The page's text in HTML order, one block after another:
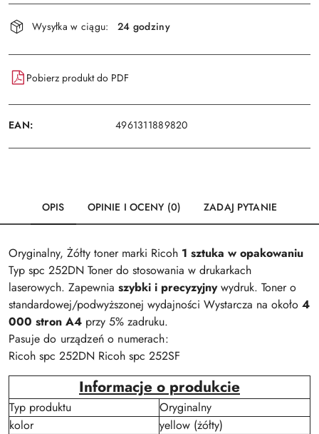
Dostępność
i
dostawa
Wysyłka w ciągu: 24 godziny
Pobierz produkt do PDF
EAN: 4961311889820
OPIS OPINIE I OCENY (0) ZADAJ PYTANIE
Oryginalny, Żółty toner marki Ricoh 1 sztuka w opakowaniu
Typ spc 252DN Toner do stosowania w drukarkach
laserowych. Zapewnia szybki i precyzyjnywydruk. Toner o
standardowej/podwyższonej wydajności Wystarcza na około 4
000 stron A4 przy 5% zadruku.
Pasuje do urządzeń o numerach:
Ricoh spc 252DN Ricoh spc 252SF
Informacje o produkcie
Typ produktu
Oryginalny
kolor
yellow (żółty)